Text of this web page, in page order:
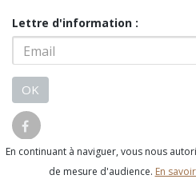
Lettre d'information :
OK
© 2026 - Logiciel
SaasFood -
En continuant à naviguer, vous nous
de mesure d'audience. En